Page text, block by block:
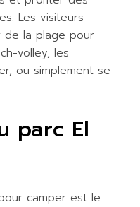
Les visiteurs
de la plage pour
volley, les
ou simplement se
parc El
camper est le